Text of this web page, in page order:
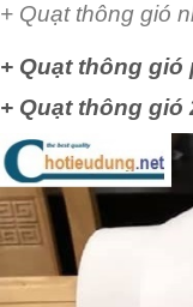
+ Quạt thông gió
+ Quạt thông gió
+ Quạt thông gió